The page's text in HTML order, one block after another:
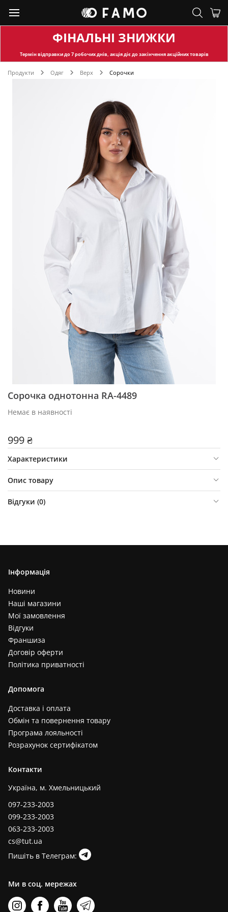
ФІНАЛЬНІ ЗНИЖКИ
Термін відправкидо 7 робочих днів, акція діє до закінчення акційних товарів
Продукти Одяг Верх Сорочки
Сорочка однотонна RA-4489
Немає в наявності
999 ₴
Характеристики
Опис товару
Відгуки (0)
Інформація
Новини
Наші магазини
Мої замовлення
Відгуки
Франшиза
Договір оферти
Політика приватності
Допомога
Доставка і оплата
Обмін та повернення товару
Програма лояльності
Розрахунок сертифікатом
Контакти
Україна, м. Хмельницький
097-233-2003
099-233-2003
063-233-2003
cs@tut.ua
Пишіть в Телеграм:
Ми в соц. мережах